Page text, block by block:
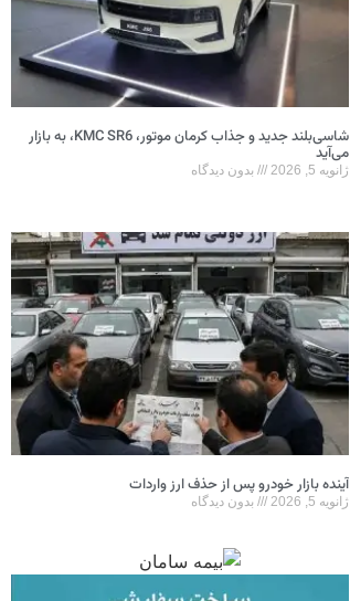
شاسی‌بلند جدید و جذاب کرمان موتور، KMC SR6، به بازار
می‌آید
ژانویه 5, 2026 بدون دیدگاه
آینده بازار خودرو پس از حذف ارز واردات
ژانویه 5, 2026 بدون دیدگاه